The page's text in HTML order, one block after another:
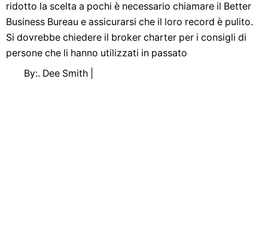
ridotto la scelta a pochi è necessario chiamare il Better
Business Bureau e assicurarsi che il loro record è pulito.
Si dovrebbe chiedere il broker charter per i consigli di
persone che li hanno utilizzati in passato
By:. Dee Smith |